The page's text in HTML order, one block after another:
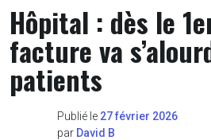
Hôpital : dès le
facture va
patients
Publié le 27 février 2026
par David B